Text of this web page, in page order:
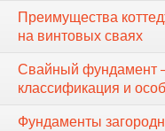
Преимущества
на винтовых сваях
Свайный фундамент –
классификация и
Фундаменты